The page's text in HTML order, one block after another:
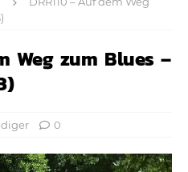
Weg zum Blues –
0